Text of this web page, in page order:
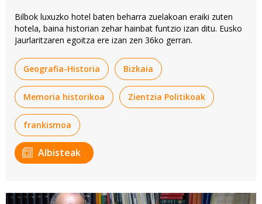
Bilbok luxuzko hotel baten beharra zuelakoan eraiki zuten
hotela, baina historian zehar hainbat funtzio izan ditu. Eusko
Jaurlaritzaren egoitza ere izan zen 36ko gerran.
Geografia-Historia Bizkaia
Memoria historikoa Zientzia Politikoak
frankismoa
Albisteak